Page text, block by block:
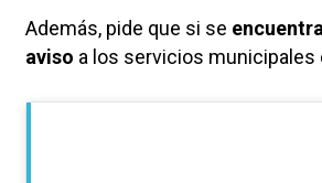
Además, pide que si se
aviso a los servicios municipales